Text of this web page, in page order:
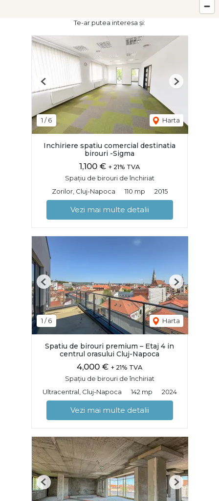
Te-ar putea interesa și:
1 /6 Harta
Previous Next
Inchiriere spatiu comercial destinatia
birouri -Sigma
1,100 € + 21% TVA
Spațiu de birouri de închiriat
Zorilor, Cluj-Napoca
110 mp 2015
Vezi mai multe detalii
1 /6 Harta
Previous Next
Spatiu de birouri premium – Etaj 4 in
centrul orasului Cluj-Napoca
4,000 € + 21% TVA
Spațiu de birouri de închiriat
Ultracentral, Cluj-Napoca
142 mp 2024
Vezi mai multe detalii
Previous Next